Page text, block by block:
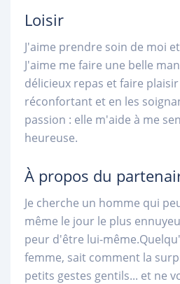
Loisir
J'aime prendre soin de moi
J'aime me faire une belle
délicieux repas et faire
réconfortant et en les
passion : elle m'aide à me
heureuse.
À propos du
Je cherche un homme qui
même le jour le plus
peur d'être lui-
femme, sait comment la
petits gestes gentils... et ne